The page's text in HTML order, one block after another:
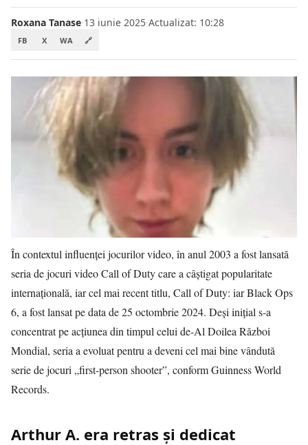
Roxana Tanase·13 iunie 2025·Actualizat: 10:28
FB X WA 🔗
În contextul influenţei jocurilor video, în anul 2003 a fost lansată
seria de jocuri video Call of Duty care a câștigat popularitate
internațională, iar cel mai recent titlu, Call of Duty: iar Black Ops
6, a fost lansat pe data de 25 octombrie 2024. Deși inițial s-a
concentrat pe acțiunea din timpul celui de-Al Doilea Război
Mondial, seria a evoluat pentru a deveni cel mai bine vândută
serie de jocuri „first-person shooter”, conform Guinness World
Records.
Arthur A. era retras și dedicat